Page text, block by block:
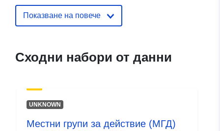
Показване на повече
Сходни набори от данни
UNKNOWN
Местни групи за действие (МГД)